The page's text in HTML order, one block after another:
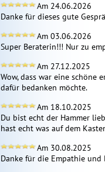
Am 24.06.2026
Danke für dieses gute
Am 03.06.2026
Super Beraterin!!! Nur zu
Am 27.12.2025
Wow, dass war eine schöne
dafür bedanken möchte.
Am 18.10.2025
Du bist echt der Hammer
hast echt was auf dem
Am 30.08.2025
Danke für die Empathie und